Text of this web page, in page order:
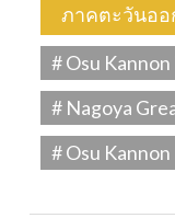
ภาคตะวันออ
# Osu Kannon
# Nagoya
# Osu Kannon